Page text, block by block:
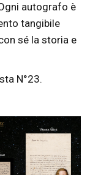
autografo è
tangibile
sé la storia e
N°23.